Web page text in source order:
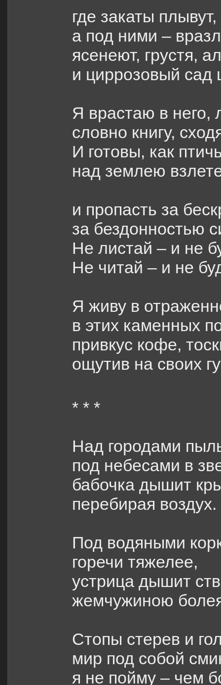
где закаты
а под ними –
ясенеют, грустя,
и циррозовый сад
Я врастаю в него,
словно книгу,
И готовы, как
над землею
и пропасть за
за бездонностью
Не листай – и не
Не читай – и не
Я живу в
в этих каменных
привкус кофе,
ощутив на своих
* * *
Над городами
под небесами в
бабочка дышит
перебирая воздух.
Под водяными
горечи тяжелее,
устрица дышит
жемчужиною
Стопы стерев и
мир под собой
я не пойму – чем